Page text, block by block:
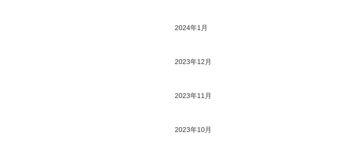
2024年1月
2023年12月
2023年11月
2023年10月